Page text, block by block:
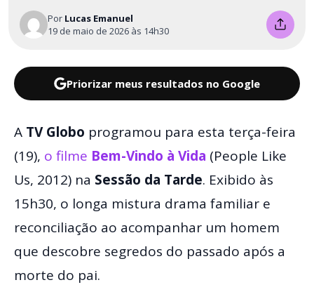
Por Lucas Emanuel
19 de maio de 2026 às 14h30
Priorizar meus resultados no Google
A TV Globo programou para esta terça-feira
(19), o filme Bem-Vindo à Vida (People Like
Us, 2012) na Sessão da Tarde. Exibido às
15h30, o longa mistura drama familiar e
reconciliação ao acompanhar um homem
que descobre segredos do passado após a
morte do pai.